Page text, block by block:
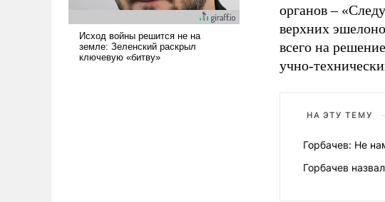
органов –
верхних
всего на
учно-
НА ЭТУ ТЕМУ
Горбачев: Не
Горбачев